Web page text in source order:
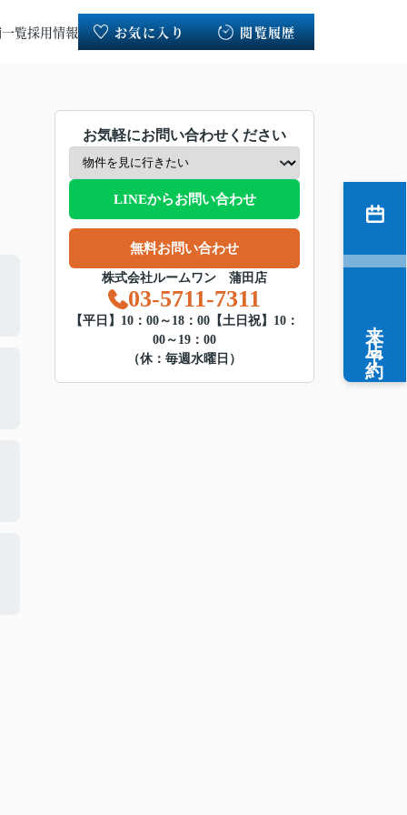
覧採用情報 お気に入り 閲覧履歴
お気軽にお問い合わせください
LINEからお問い合わせ
無料お問い合わせ
株式会社ルームワン 蒲田店
03-5711-7311
【平日】10：00～18：00【土日祝】10：
00～19：00
（休：毎週水曜日）
来店予約